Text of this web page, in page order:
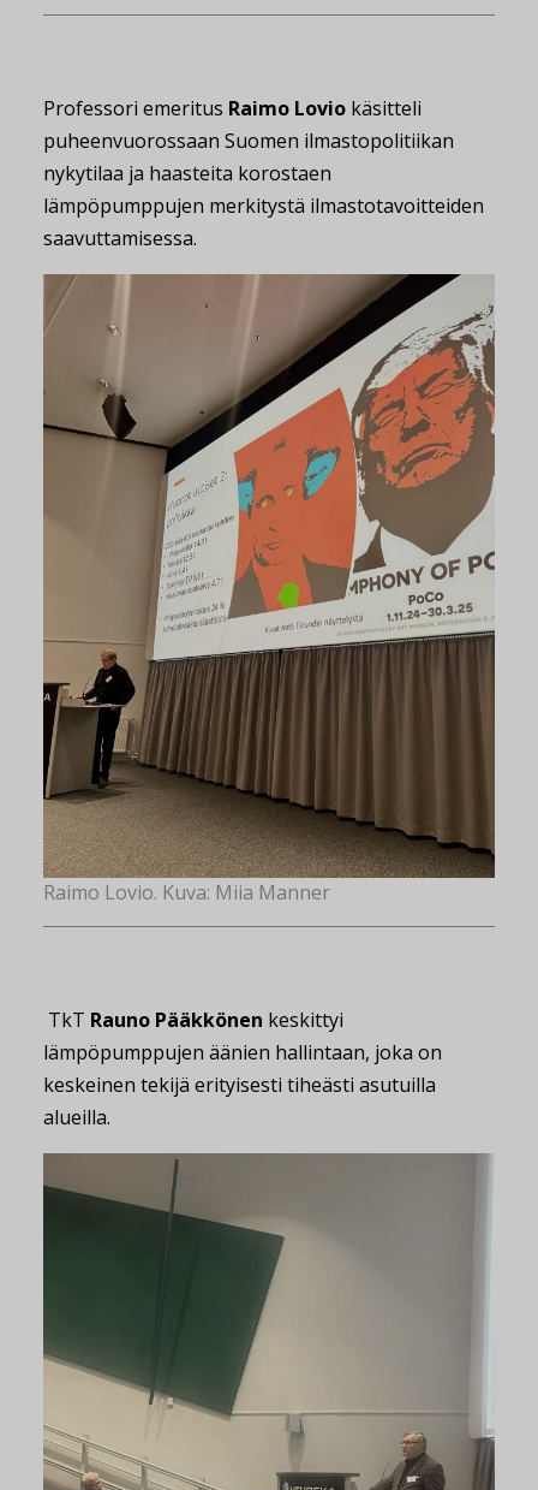
Professori emeritus Raimo Lovio käsitteli
puheenvuorossaan Suomen ilmastopolitiikan
nykytilaa ja haasteita korostaen
lämpöpumppujen merkitystä ilmastotavoitteiden
saavuttamisessa.
Raimo Lovio. Kuva: Miia Manner
TkT Rauno Pääkkönen keskittyi
lämpöpumppujen äänien hallintaan, joka on
keskeinen tekijä erityisesti tiheästi asutuilla
alueilla.